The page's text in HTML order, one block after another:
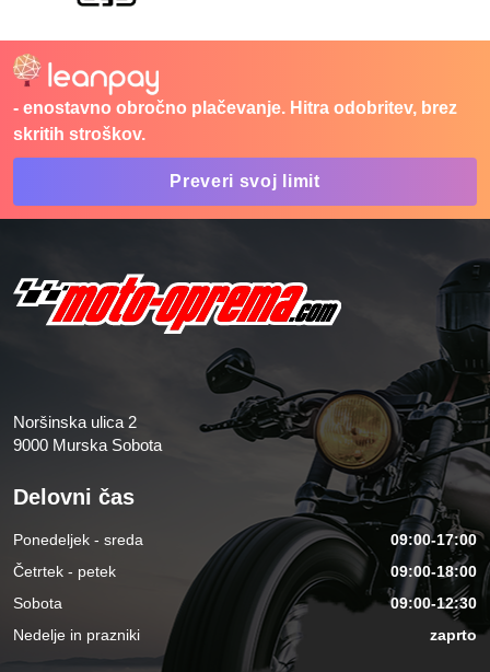
- enostavno obročno plačevanje. Hitra odobritev, brez
skritih stroškov.
Preveri svoj limit
Noršinska ulica 2
9000 Murska Sobota
Delovni čas
Ponedeljek - sreda
09:00-17:00
Četrtek - petek
09:00-18:00
Sobota
09:00-12:30
Nedelje in prazniki
zaprto